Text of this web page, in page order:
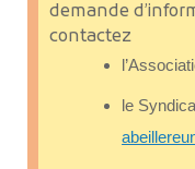
demande
contactez
le